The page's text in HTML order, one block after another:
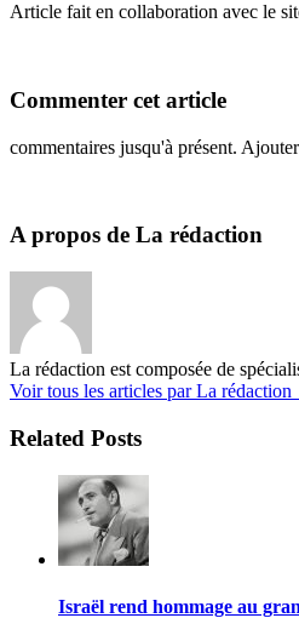
Article fait en collaboration avec le
Commenter cet article
commentaires jusqu'à présent.
A propos de La rédaction
La rédaction est composée de
Voir tous les articles par La rédaction
Related Posts
Israël rend hommage au